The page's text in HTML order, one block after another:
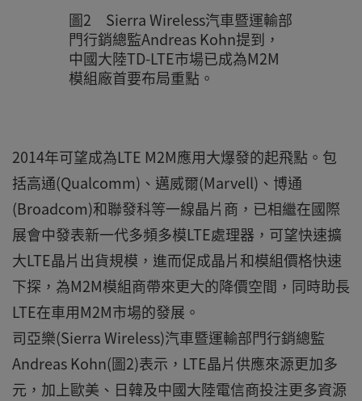
圖2 Sierra Wireless汽車暨運輸部
門行銷總監Andreas Kohn提到，
中國大陸TD-LTE市場已成為M2M
模組廠首要布局重點。
2014年可望成為LTE M2M應用大爆發的起飛點。包
括高通(Qualcomm)、邁威爾(Marvell)、博通
(Broadcom)和聯發科等一線晶片商，已相繼在國際
展會中發表新一代多頻多模LTE處理器，可望快速擴
大LTE晶片出貨規模，進而促成晶片和模組價格快速
下探，為M2M模組商帶來更大的降價空間，同時助長
LTE在車用M2M市場的發展。
司亞樂(Sierra Wireless)汽車暨運輸部門行銷總監
Andreas Kohn(圖2)表示，LTE晶片供應來源更加多
元，加上歐美、日韓及中國大陸電信商投注更多資源